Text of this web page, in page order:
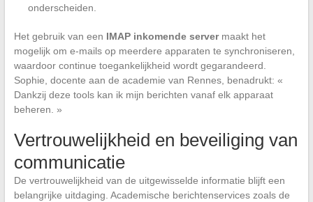
onderscheiden.
Het gebruik van een IMAP inkomende servermaakt het
mogelijk om e-mails op meerdere apparaten te synchroniseren,
waardoor continue toegankelijkheid wordt gegarandeerd.
Sophie, docente aan de academie van Rennes, benadrukt: «
Dankzij deze tools kan ik mijn berichten vanaf elk apparaat
beheren. »
Vertrouwelijkheid en beveiliging van
communicatie
De vertrouwelijkheid van de uitgewisselde informatie blijft een
belangrijke uitdaging. Academische berichtenservices zoals de